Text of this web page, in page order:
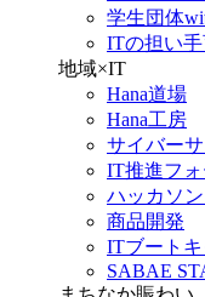
学生団体
ITの担い
地域×IT
Hana道場
Hana工房
サイバー
IT推進フ
ハッカソ
商品開発
ITブート
SABAE